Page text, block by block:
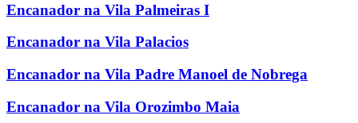
Encanador na Vila Palmeiras I
Encanador na Vila Palacios
Encanador na Vila Padre Manoel de Nobrega
Encanador na Vila Orozimbo Maia